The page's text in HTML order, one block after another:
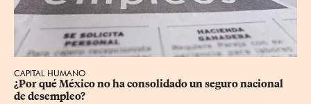
CAPITAL HUMANO
¿Por qué México no ha consolidado un seguro nacional
de desempleo?